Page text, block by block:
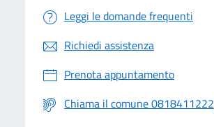
Leggi le domande frequenti
Richiedi assistenza
Prenota appuntamento
Chiama il comune 0818411222